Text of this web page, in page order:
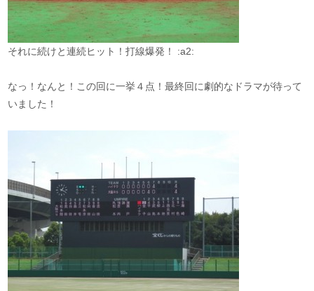
それに続けと連続ヒット！打線爆発！ :a2:
なっ！なんと！この回に一挙４点！最終回に劇的なドラマが待って
いました！